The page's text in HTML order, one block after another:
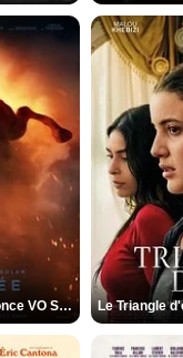
L'Odyssée Bande-annonce VO STFR Le Triangle